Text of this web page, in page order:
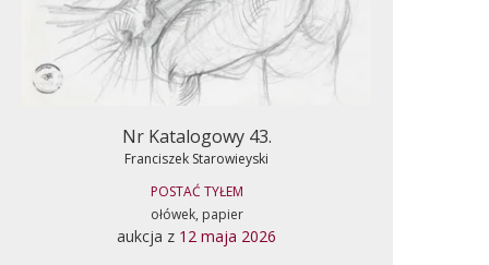
Nr Katalogowy 43.
Franciszek Starowieyski
POSTAĆ TYŁEM
ołówek, papier
aukcja z 12 maja 2026